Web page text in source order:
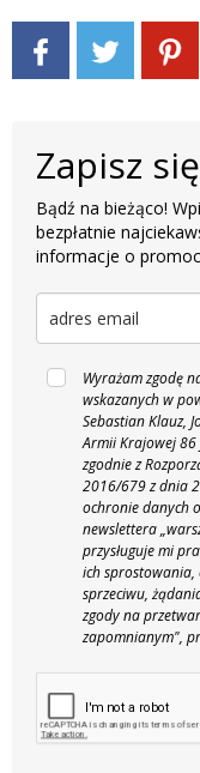
Zapisz
Bądź na bieżąco!
bezpłatnie
informacje o
Wyrażam zgodę
wskazanych w
Sebastian Klauz,
Armii Krajowej
zgodnie z
2016/679 z dnia
ochronie danych
newslettera
przysługuje mi
ich
sprzeciwu,
zgody na
zapomnianym",